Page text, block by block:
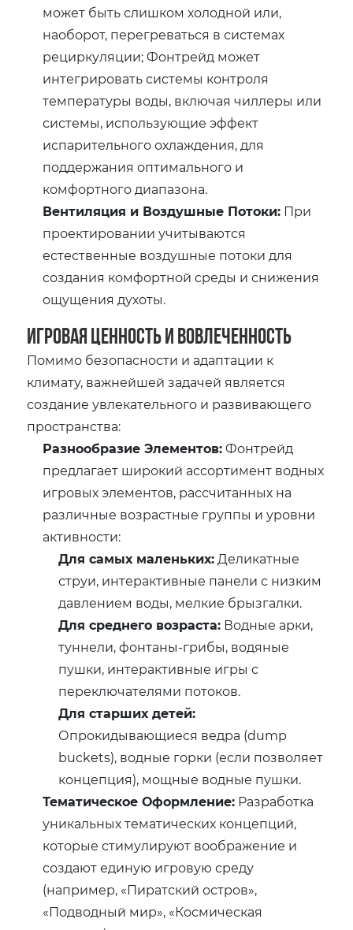
может быть слишком холодной или,
наоборот, перегреваться в системах
рециркуляции; Фонтрейд может
интегрировать системы контроля
температуры воды, включая чиллеры или
системы, использующие эффект
испарительного охлаждения, для
поддержания оптимального и
комфортного диапазона.
Вентиляция и Воздушные Потоки: При
проектировании учитываются
естественные воздушные потоки для
создания комфортной среды и снижения
ощущения духоты.
Игровая Ценность и Вовлеченность
Помимо безопасности и адаптации к
климату, важнейшей задачей является
создание увлекательного и развивающего
пространства:
Разнообразие Элементов:Фонтрейд
предлагает широкий ассортимент водных
игровых элементов, рассчитанных на
различные возрастные группы и уровни
активности:
Для самых маленьких: Деликатные
струи, интерактивные панели с низким
давлением воды, мелкие брызгалки.
Для среднего возраста: Водные арки,
туннели, фонтаны-грибы, водяные
пушки, интерактивные игры с
переключателями потоков.
Для старших детей:
Опрокидывающиеся ведра (dump
buckets), водные горки (если позволяет
концепция), мощные водные пушки.
Тематическое Оформление: Разработка
уникальных тематических концепций,
которые стимулируют воображение и
создают единую игровую среду
(например, «Пиратский остров»,
«Подводный мир», «Космическая